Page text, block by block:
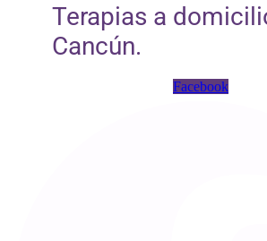
Terapias a
Cancún.
Facebook